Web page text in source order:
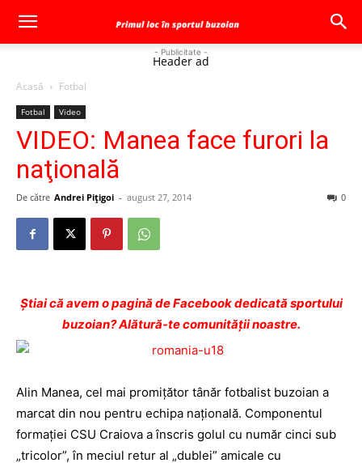
- Publicitate -
Header ad
Acasă Fotbal
Fotbal Video
VIDEO: Manea face furori la
naţională
De către Andrei Pițigoi - august 27, 2014 0
Ştiai că avem o pagină de Facebook dedicată sportului
buzoian? Alătură-te comunității noastre.
Alin Manea, cel mai promițător tânăr fotbalist buzoian a
marcat din nou pentru echipa națională. Componentul
formației CSU Craiova a înscris golul cu număr cinci sub
„tricolor”, în meciul retur al „dublei” amicale cu